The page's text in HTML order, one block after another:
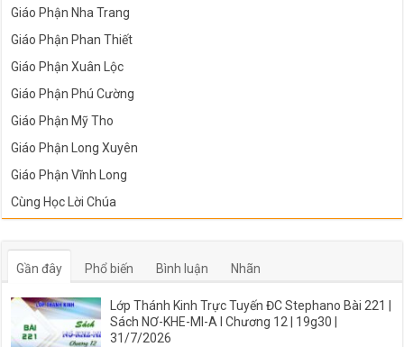
Giáo Phận Nha Trang
Giáo Phận Phan Thiết
Giáo Phận Xuân Lộc
Giáo Phận Phú Cường
Giáo Phận Mỹ Tho
Giáo Phận Long Xuyên
Giáo Phận Vĩnh Long
Cùng Học Lời Chúa
Gần đây Phổ biến Bình luận Nhãn
Lớp Thánh Kinh Trực Tuyến ĐC Stephano Bài 221 |
Sách NƠ-KHE-MI-A I Chương 12 | 19g30 |
31/7/2026